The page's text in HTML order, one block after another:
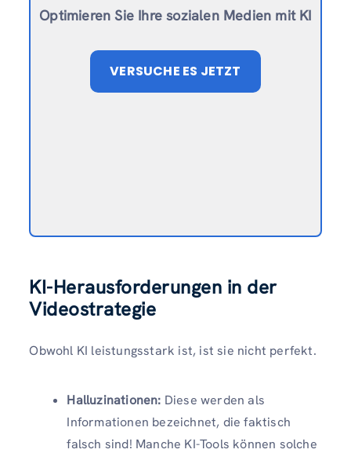
Optimieren Sie Ihre sozialen Medien mit KI
VERSUCHE ES JETZT
KI-Herausforderungen in der
Videostrategie
Obwohl KI leistungsstark ist, ist sie nicht perfekt.
Halluzinationen: Diese werden als
Informationen bezeichnet, die faktisch
falsch sind! Manche KI-Tools können solche